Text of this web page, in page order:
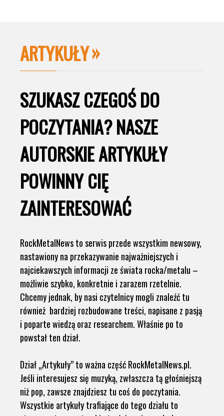
ARTYKUŁY
SZUKASZ CZEGOŚ DO
POCZYTANIA? NASZE
AUTORSKIE ARTYKUŁY
POWINNY CIĘ
ZAINTERESOWAĆ
RockMetalNews to serwis przede wszystkim newsowy,
nastawiony na przekazywanie najważniejszych i
najciekawszych informacji ze świata rocka/metalu –
możliwie szybko, konkretnie i zarazem rzetelnie.
Chcemy jednak, by nasi czytelnicy mogli znaleźć tu
również bardziej rozbudowane treści, napisane z pasją
i poparte wiedzą oraz researchem. Właśnie po to
powstał ten dział.
Dział „Artykuły” to ważna część RockMetalNews.pl.
Jeśli interesujesz się muzyką, zwłaszcza tą głośniejszą
niż pop, zawsze znajdziesz tu coś do poczytania.
Wszystkie artykuły trafiające do tego działu to